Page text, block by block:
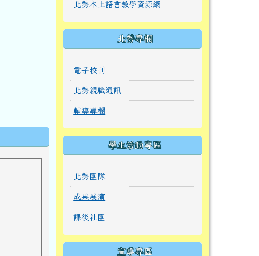
北勢本土語言教學資源網
北勢專欄
電子校刊
北勢親職通訊
輔導專欄
學生活動專區
北勢團隊
成果展演
課後社團
宣導專區